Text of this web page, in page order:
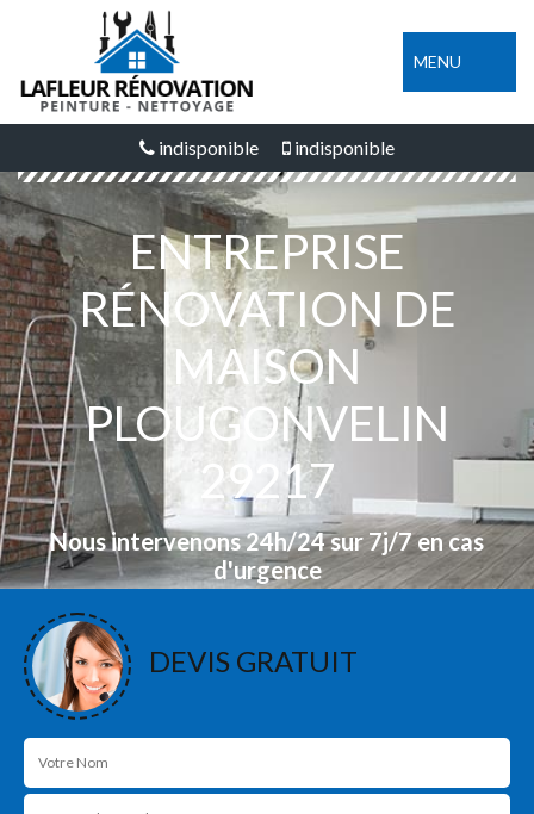
MENU
indisponible indisponible
ENTREPRISE
RÉNOVATION DE
MAISON
PLOUGONVELIN
29217
Nous intervenons 24h/24 sur 7j/7 en cas
d'urgence
DEVIS GRATUIT